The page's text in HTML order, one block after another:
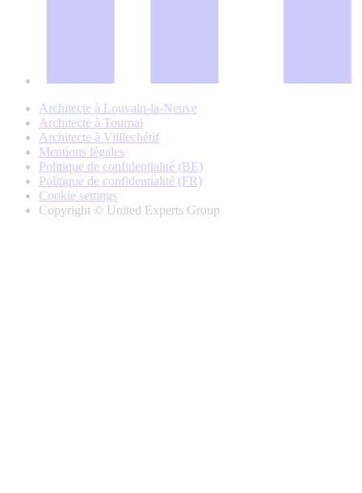
Architecte à Louvain-la-Neuve
Architecte à Tournai
Architecte à Villlechétif
Mentions légales
Politique de confidentialité (BE)
Politique de confidentialité (FR)
Cookie settings
Copyright © United Experts Group